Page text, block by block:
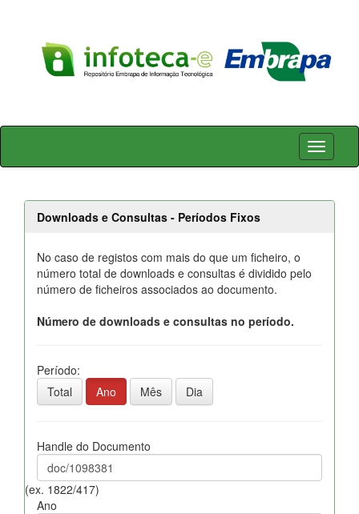
Skip
Downloads e Consultas - Períodos Fixos
No caso de registos com mais do que um ficheiro, o
número total de downloads e consultas é dividido pelo
número de ficheiros associados ao documento.
Número de downloads e consultas no período.
Período:
Total
Ano Mês Dia
Handle do Documento
(ex. 1822/417)
Ano